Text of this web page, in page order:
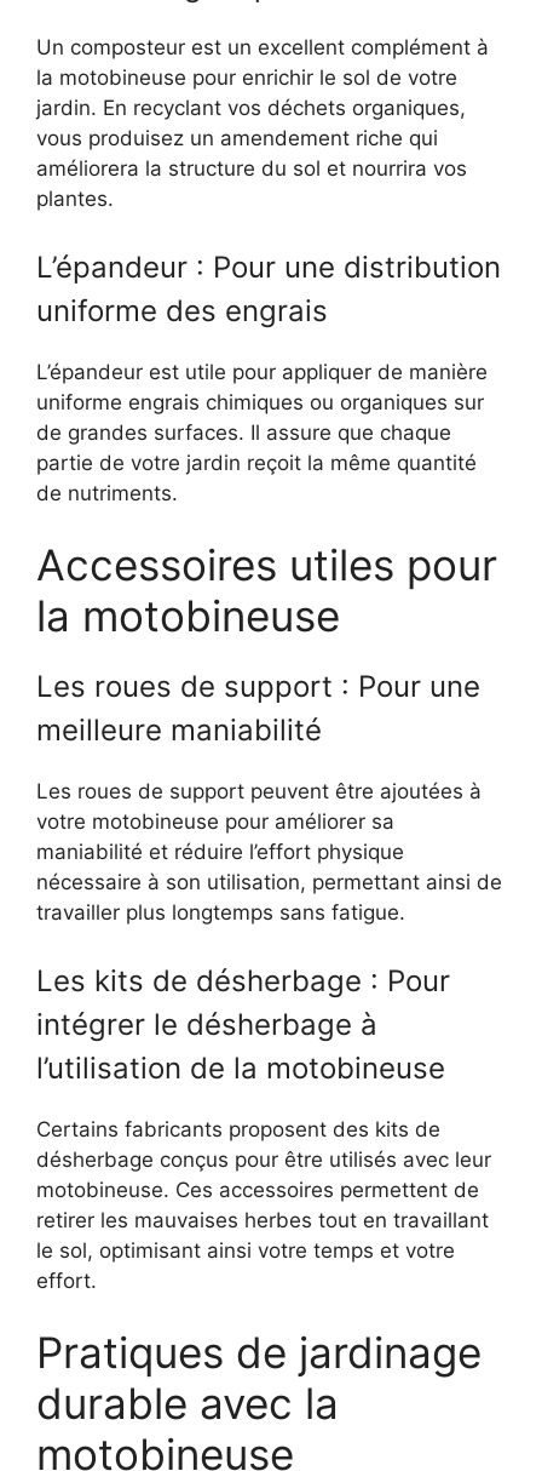
Un composteur est un excellent complément à
la motobineuse pour enrichir le sol de votre
jardin. En recyclant vos déchets organiques,
vous produisez un amendement riche qui
améliorera la structure du sol et nourrira vos
plantes.
L’épandeur : Pour une distribution
uniforme des engrais
L’épandeur est utile pour appliquer de manière
uniforme engrais chimiques ou organiques sur
de grandes surfaces. Il assure que chaque
partie de votre jardin reçoit la même quantité
de nutriments.
Accessoires utiles pour
la motobineuse
Les roues de support : Pour une
meilleure maniabilité
Les roues de support peuvent être ajoutées à
votre motobineuse pour améliorer sa
maniabilité et réduire l’effort physique
nécessaire à son utilisation, permettant ainsi de
travailler plus longtemps sans fatigue.
Les kits de désherbage : Pour
intégrer le désherbage à
l’utilisation de la motobineuse
Certains fabricants proposent des kits de
désherbage conçus pour être utilisés avec leur
motobineuse. Ces accessoires permettent de
retirer les mauvaises herbes tout en travaillant
le sol, optimisant ainsi votre temps et votre
effort.
Pratiques de jardinage
durable avec la
motobineuse